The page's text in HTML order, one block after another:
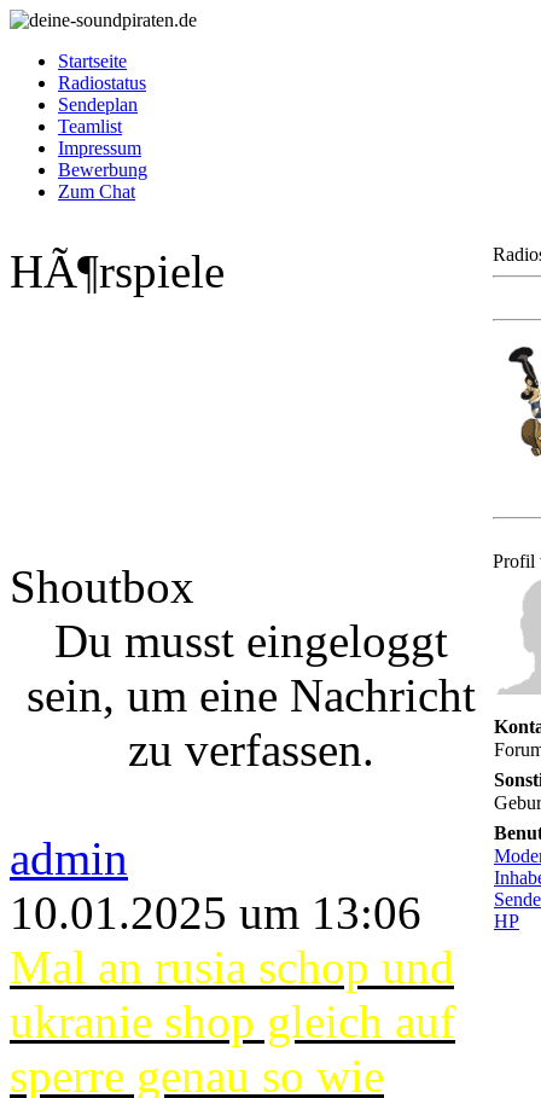
Startseite
Radiostatus
Sendeplan
Teamlist
Impressum
Bewerbung
Zum Chat
HÃ¶rspiele
Shoutbox
Du musst eingeloggt
sein, um eine Nachricht
zu verfassen.
admin
10.01.2025 um 13:06
Mal an rusia schop und
ukranie shop gleich auf
sperre genau so wie
Profil
HP